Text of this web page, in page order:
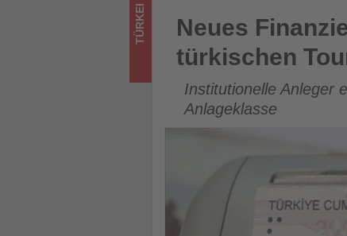
Tourismus
Neues
TÜRKEI
Neues
türkischen
Institutionelle Anleger
Anlageklasse